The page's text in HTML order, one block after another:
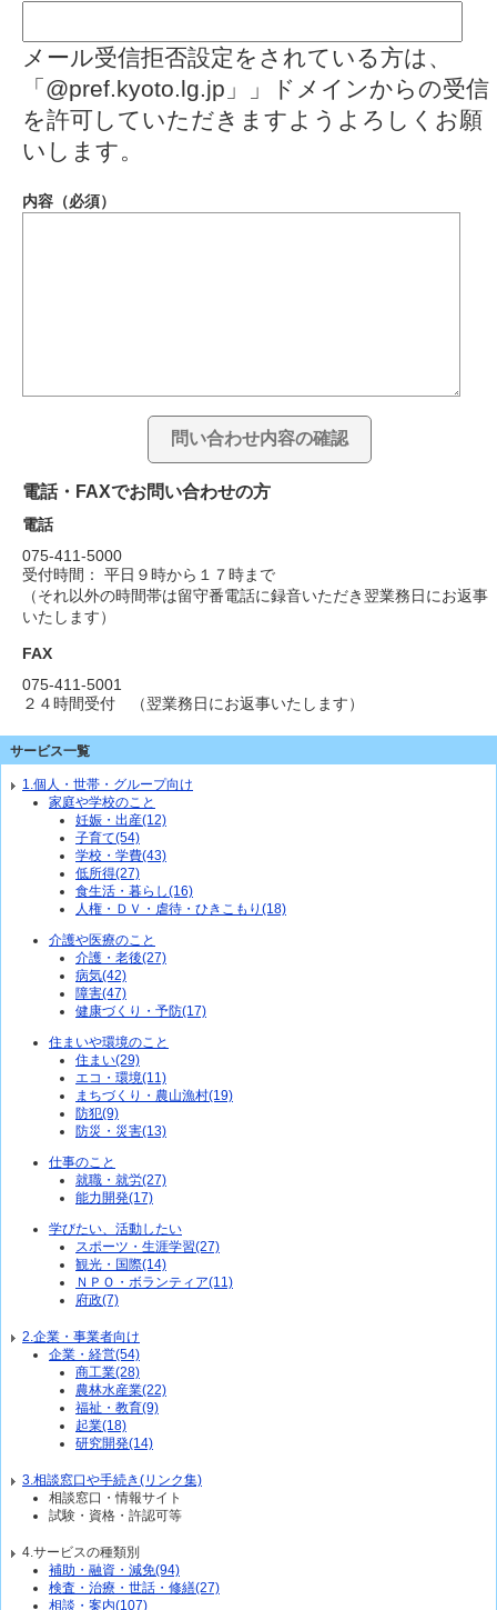
メール受信拒否設定をされている方は、
「@pref.kyoto.lg.jp」」ドメインからの受信
を許可していただきますようよろしくお願
いします。
内容（必須）
電話・FAXでお問い合わせの方
電話
075-411-5000
受付時間： 平日９時から１７時まで
（それ以外の時間帯は留守番電話に録音いただき翌業務日にお返事
いたします）
FAX
075-411-5001
２４時間受付 （翌業務日にお返事いたします）
サービス一覧
1.個人・世帯・グループ向け
家庭や学校のこと
妊娠・出産(12)
子育て(54)
学校・学費(43)
低所得(27)
食生活・暮らし(16)
人権・ＤＶ・虐待・ひきこもり(18)
介護や医療のこと
介護・老後(27)
病気(42)
障害(47)
健康づくり・予防(17)
住まいや環境のこと
住まい(29)
エコ・環境(11)
まちづくり・農山漁村(19)
防犯(9)
防災・災害(13)
仕事のこと
就職・就労(27)
能力開発(17)
学びたい、活動したい
スポーツ・生涯学習(27)
観光・国際(14)
ＮＰＯ・ボランティア(11)
府政(7)
2.企業・事業者向け
企業・経営(54)
商工業(28)
農林水産業(22)
福祉・教育(9)
起業(18)
研究開発(14)
3.相談窓口や手続き(リンク集)
相談窓口・情報サイト
試験・資格・許認可等
4.サービスの種類別
補助・融資・減免(94)
検査・治療・世話・修繕(27)
相談・案内(107)